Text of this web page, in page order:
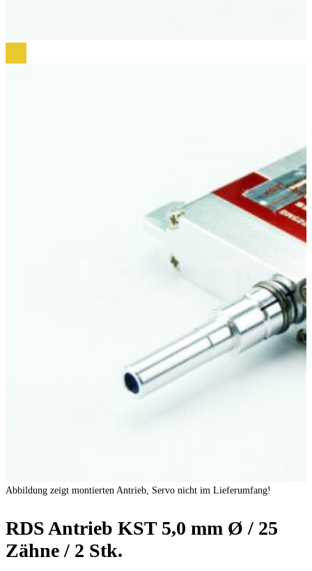
Abbildung zeigt montierten Antrieb, Servo nicht im Lieferumfang!
RDS Antrieb KST 5,0 mm Ø / 25
Zähne / 2 Stk.